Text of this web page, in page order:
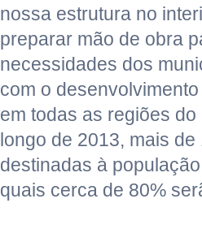
nossa estrutura no
preparar mão de obra
necessidades dos
com o
em todas as regiões
longo de 2013, mais
destinadas à
quais cerca de 80%